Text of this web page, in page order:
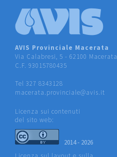
AVIS Provinciale Macerata
Via Calabresi, 5 - 62100 Macerata
C.F. 93015780435
Tel 327 8343128
macerata.provinciale@avis.it
Licenza sui contenuti
del sito web:
2014 - 2026